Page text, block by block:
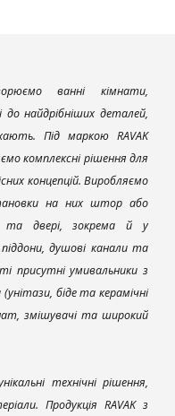
ванні кімнати,
до найдрібніших деталей,
Під маркою RAVAK
комплексні рішення для
концепцій. Виробляємо
на них штор або
та двері, зокрема й у
душові канали та
присутні умивальники з
біде та керамічні
змішувачі та широкий
технічні рішення,
Продукція RAVAK з